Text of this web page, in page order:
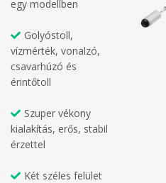
egy modellben
Golyóstoll,
vízmérték, vonalzó,
csavarhúzó és
érintőtoll
Szuper vékony
kialakítás, erős, stabil
érzettel
Két széles felület